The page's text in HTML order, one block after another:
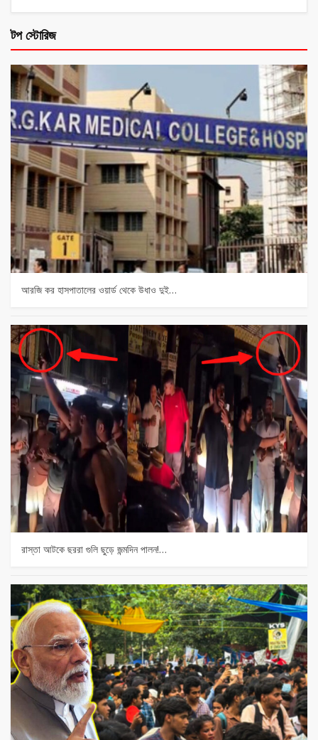
টপ স্টোরিজ
আরজি কর হাসপাতালের ওয়ার্ড থেকে উধাও দুই…
রাস্তা আটকে ছররা গুলি ছুড়ে জন্মদিন পালন!…